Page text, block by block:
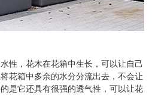
，花木在花箱中生长，可以让自己
花箱中多余的水分分流出去，不会让
是它还具有很强的透气性，可以让花